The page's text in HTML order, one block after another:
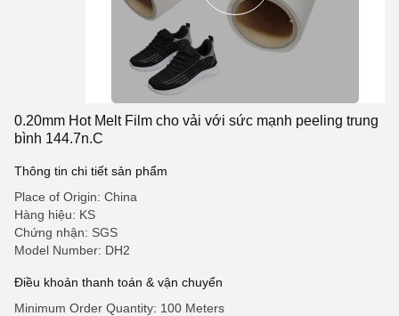
0.20mm Hot Melt Film cho vải với sức mạnh peeling trung
bình 144.7n.C
Thông tin chi tiết sản phẩm
Place of Origin: China
Hàng hiệu: KS
Chứng nhận: SGS
Model Number: DH2
Điều khoản thanh toán & vận chuyển
Minimum Order Quantity: 100 Meters